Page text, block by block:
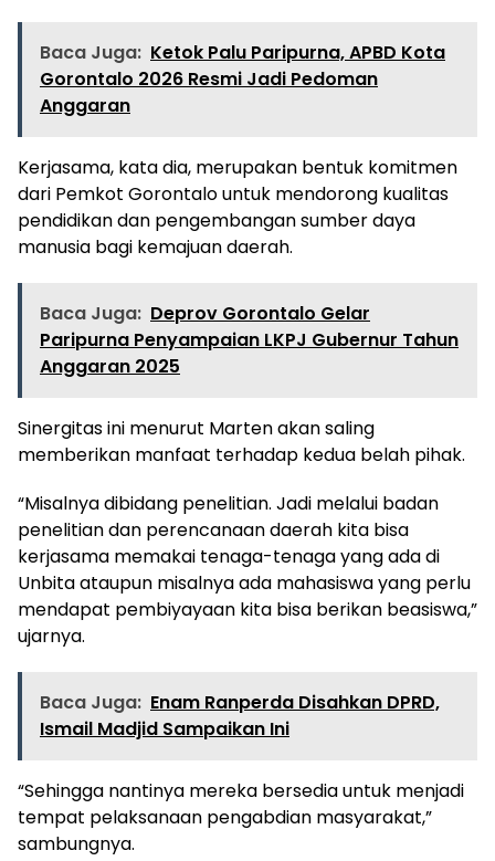
Baca Juga: Ketok Palu Paripurna, APBD Kota
Gorontalo 2026 Resmi Jadi Pedoman
Anggaran
Kerjasama, kata dia, merupakan bentuk komitmen
dari Pemkot Gorontalo untuk mendorong kualitas
pendidikan dan pengembangan sumber daya
manusia bagi kemajuan daerah.
Baca Juga: Deprov Gorontalo Gelar
Paripurna Penyampaian LKPJ Gubernur Tahun
Anggaran 2025
Sinergitas ini menurut Marten akan saling
memberikan manfaat terhadap kedua belah pihak.
“Misalnya dibidang penelitian. Jadi melalui badan
penelitian dan perencanaan daerah kita bisa
kerjasama memakai tenaga-tenaga yang ada di
Unbita ataupun misalnya ada mahasiswa yang perlu
mendapat pembiyayaan kita bisa berikan beasiswa,”
ujarnya.
Baca Juga: Enam Ranperda Disahkan DPRD,
Ismail Madjid Sampaikan Ini
“Sehingga nantinya mereka bersedia untuk menjadi
tempat pelaksanaan pengabdian masyarakat,”
sambungnya.